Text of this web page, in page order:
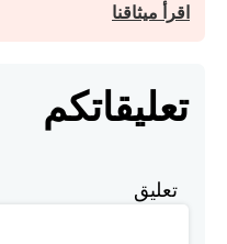
اقرأ ميثاقنا
تعليقاتكم
تعليق